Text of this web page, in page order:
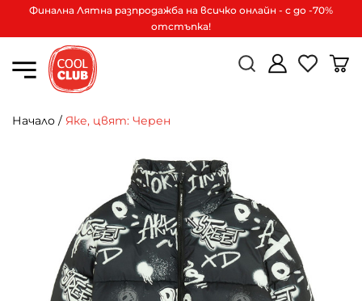
Финална Лятна разпродажба на всичко онлайн - с до -70%
отстъпка!
Начало / Яке, цвят: Черен